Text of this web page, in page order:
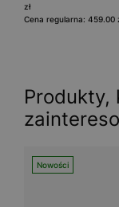
zł
Cena regularna: 459.00
Produkty,
Nowości